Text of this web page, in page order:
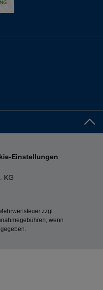
KG
Einstellungen
zzgl.
wenn